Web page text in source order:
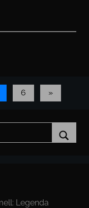
6
Další
příspěvky
»
Legenda